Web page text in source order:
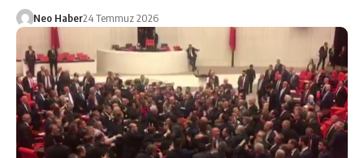
Neo Haber24 Temmuz 2026